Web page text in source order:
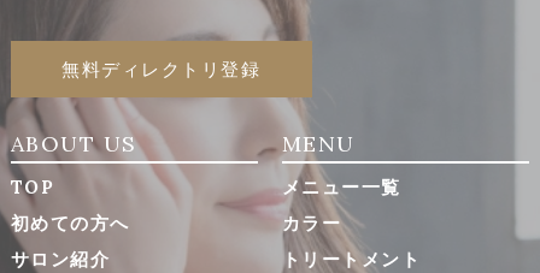
無料ディレクトリ登録
ABOUT US
TOP
初めての方へ
サロン紹介
MENU
メニュー一覧
カラー
トリートメント